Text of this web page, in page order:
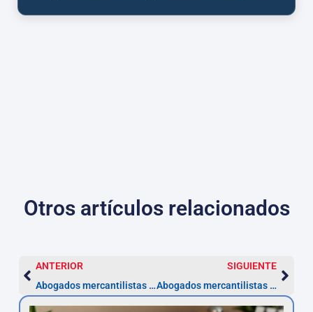
Otros artículos relacionados
ANTERIOR
Abogados mercantilistas Bizkaia: SL lista en 1–3 semanas
SIGUIENTE
Abogados mercantilistas Barcelona — Pasos y plazo 3 meses